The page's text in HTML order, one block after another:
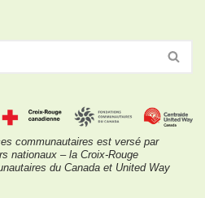
communautaires est versé par
nationaux – la Croix-Rouge
du Canada et United Way